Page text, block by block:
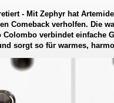
- Mit Zephyr hat
Comeback verholfen. Die
Colombo verbindet einfache
sorgt so für warmes,